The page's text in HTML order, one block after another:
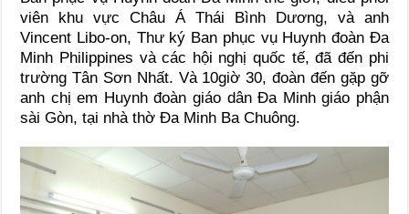
viên khu vực Châu Á Thái Bình Dương, và anh
Vincent Libo-on, Thư ký Ban phục vụ Huynh đoàn Đa
Minh Philippines và các hội nghị quốc tế, đã đến phi
trường Tân Sơn Nhất. Và 10giờ 30, đoàn đến gặp gỡ
anh chị em Huynh đoàn giáo dân Đa Minh giáo phận
sài Gòn, tại nhà thờ Đa Minh Ba Chuông.